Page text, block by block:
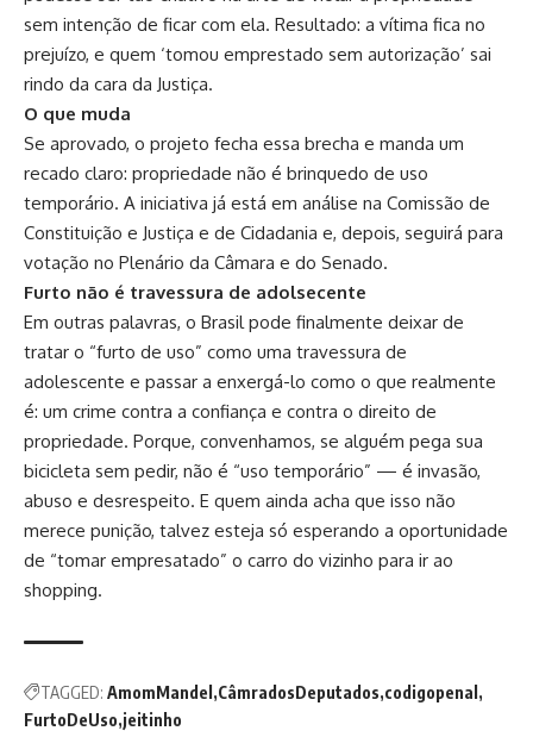
sem intenção de ficar com ela. Resultado: a vítima fica no
prejuízo, e quem ‘tomou emprestado sem autorização’ sai
rindo da cara da Justiça.
O que muda
Se aprovado, o projeto fecha essa brecha e manda um
recado claro: propriedade não é brinquedo de uso
temporário. A iniciativa já está em análise na Comissão de
Constituição e Justiça e de Cidadania e, depois, seguirá para
votação no Plenário da Câmara e do Senado.
Furto não é travessura de adolsecente
Em outras palavras, o Brasil pode finalmente deixar de
tratar o “furto de uso” como uma travessura de
adolescente e passar a enxergá-lo como o que realmente
é: um crime contra a confiança e contra o direito de
propriedade. Porque, convenhamos, se alguém pega sua
bicicleta sem pedir, não é “uso temporário” — é invasão,
abuso e desrespeito. E quem ainda acha que isso não
merece punição, talvez esteja só esperando a oportunidade
de “tomar empresatado” o carro do vizinho para ir ao
shopping.
TAGGED: AmomMandel CâmradosDeputados codigopenal
FurtoDeUso jeitinho